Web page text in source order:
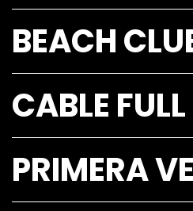
BEACH
CABLE
PRIMERA